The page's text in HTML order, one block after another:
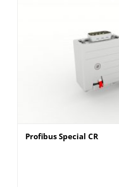
Profibus Special CR